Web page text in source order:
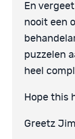
En
nooit een
puzzelen
heel
Hope this
Greetz Jim